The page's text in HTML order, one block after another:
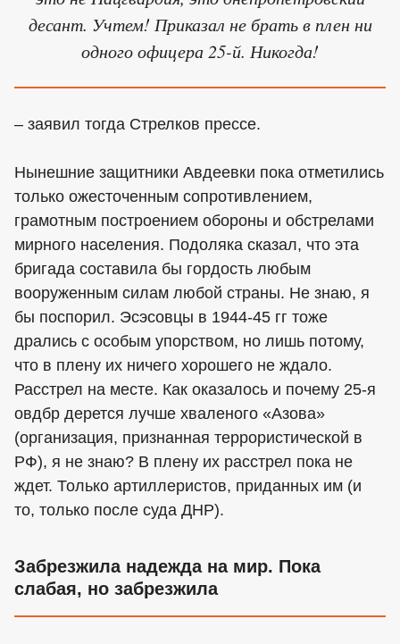
десант. Учтем! Приказал не брать в плен ни
одного офицера 25-й. Никогда!
– заявил тогда Стрелков прессе.
Нынешние защитники Авдеевки пока отметились
только ожесточенным сопротивлением,
грамотным построением обороны и обстрелами
мирного населения. Подоляка сказал, что эта
бригада составила бы гордость любым
вооруженным силам любой страны. Не знаю, я
бы поспорил. Эсэсовцы в 1944-45 гг тоже
дрались с особым упорством, но лишь потому,
что в плену их ничего хорошего не ждало.
Расстрел на месте. Как оказалось и почему 25-я
овдбр дерется лучше хваленого «Азова»
(организация, признанная террористической в
РФ), я не знаю? В плену их расстрел пока не
ждет. Только артиллеристов, приданных им (и
то, только после суда ДНР).
Забрезжила надежда на мир. Пока
слабая, но забрезжила